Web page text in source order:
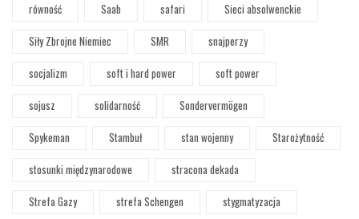
równość
Saab safari
Sieci absolwenckie
Siły Zbrojne Niemiec
SMR
snajperzy
socjalizm
soft i hard power
soft power
sojusz
solidarność
Sondervermögen
Spykeman
Stambuł stan wojenny
Starożytność
stosunki międzynarodowe
stracona dekada
Strefa Gazy
strefa Schengen
stygmatyzacja